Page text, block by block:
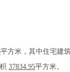
平方米，其中住宅建
37834.95平方米。